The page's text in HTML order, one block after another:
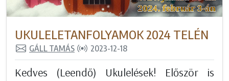
UKULELETANFOLYAMOK 2024 TELÉN
GÁLL TAMÁS 2023-12-18
Kedves (Leendő) Ukulelések! Először is